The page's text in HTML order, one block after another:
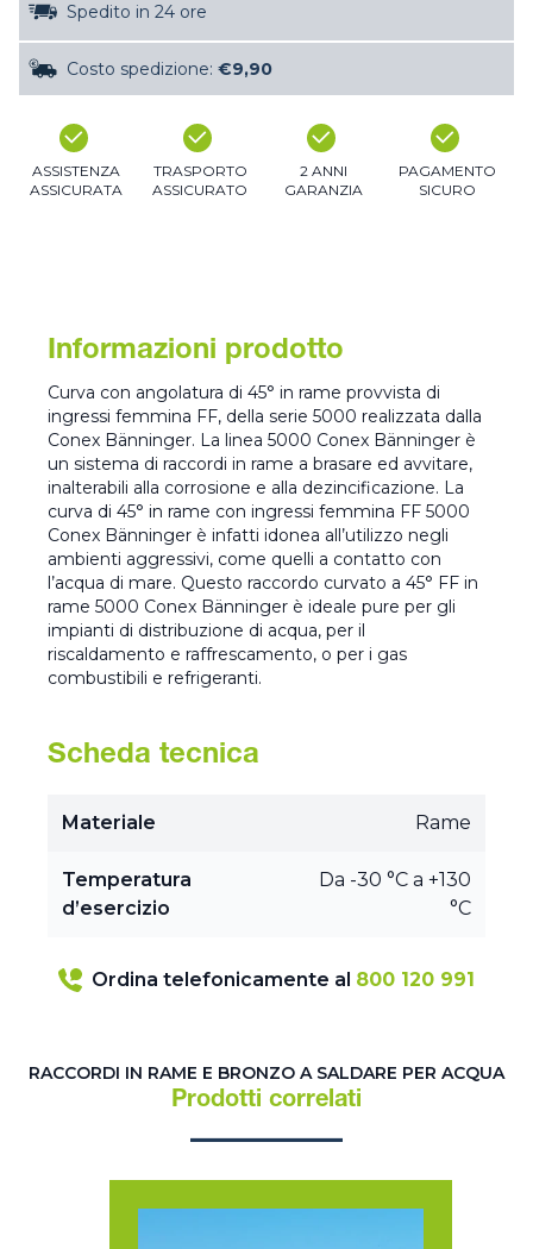
Spedito in 24 ore
Costo spedizione: €9,90
ASSISTENZA
ASSICURATA
TRASPORTO
ASSICURATO
2 ANNI
GARANZIA
PAGAMENTO
SICURO
Informazioni prodotto
Curva con angolatura di 45° in rame provvista di
ingressi femmina FF, della serie 5000 realizzata dalla
Conex Bänninger. La linea 5000 Conex Bänninger è
un sistema di raccordi in rame a brasare ed avvitare,
inalterabili alla corrosione e alla dezincificazione. La
curva di 45° in rame con ingressi femmina FF 5000
Conex Bänninger è infatti idonea all’utilizzo negli
ambienti aggressivi, come quelli a contatto con
l’acqua di mare. Questo raccordo curvato a 45° FF in
rame 5000 Conex Bänninger è ideale pure per gli
impianti di distribuzione di acqua, per il
riscaldamento e raffrescamento, o per i gas
combustibili e refrigeranti.
Scheda tecnica
Materiale Rame
Temperatura
d’esercizio
Da -30 °C a +130
°C
Ordina telefonicamente al 800 120 991
RACCORDI IN RAME E BRONZO A SALDARE PER ACQUA
Prodotti correlati